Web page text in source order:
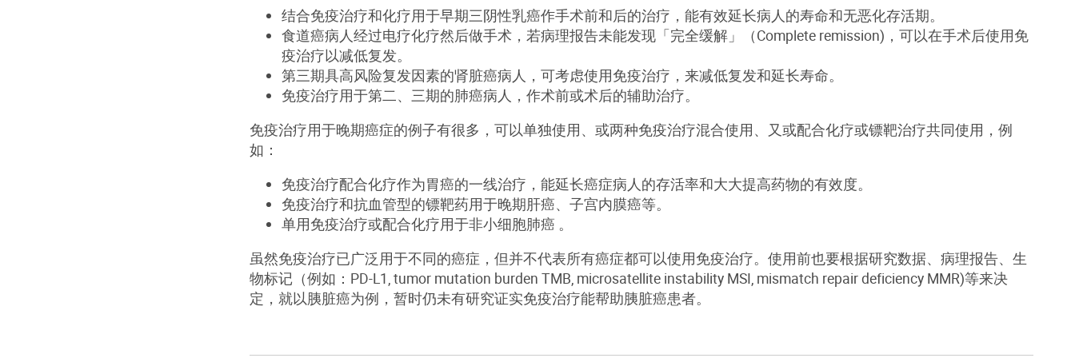
结合免疫治疗和化疗用于早期三阴性乳癌作手术前和后的治疗，能有效延长病人的寿命和无恶化存活期。
食道癌病人经过电疗化疗然后做手术，若病理报告未能发现「完全缓解」（Complete remission)，可以在手术后使用免
疫治疗以减低复发。
第三期具高风险复发因素的肾脏癌病人，可考虑使用免疫治疗，来减低复发和延长寿命。
免疫治疗用于第二、三期的肺癌病人，作术前或术后的辅助治疗。
免疫治疗用于晚期癌症的例子有很多，可以单独使用、或两种免疫治疗混合使用、又或配合化疗或镖靶治疗共同使用，例
如：
免疫治疗配合化疗作为胃癌的一线治疗，能延长癌症病人的存活率和大大提高药物的有效度。
免疫治疗和抗血管型的镖靶药用于晚期肝癌、子宫内膜癌等。
单用免疫治疗或配合化疗用于非小细胞肺癌 。
虽然免疫治疗已广泛用于不同的癌症，但并不代表所有癌症都可以使用免疫治疗。使用前也要根据研究数据、病理报告、生
物标记（例如：PD-L1, tumor mutation burden TMB, microsatellite instability MSI, mismatch repair deficiency MMR)等来决
定，就以胰脏癌为例，暂时仍未有研究证实免疫治疗能帮助胰脏癌患者。